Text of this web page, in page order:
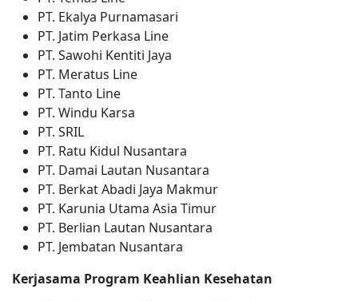
PT. Ekalya Purnamasari
PT. Jatim Perkasa Line
PT. Sawohi Kentiti Jaya
PT. Meratus Line
PT. Tanto Line
PT. Windu Karsa
PT. SRIL
PT. Ratu Kidul Nusantara
PT. Damai Lautan Nusantara
PT. Berkat Abadi Jaya Makmur
PT. Karunia Utama Asia Timur
PT. Berlian Lautan Nusantara
PT. Jembatan Nusantara
Kerjasama Program Keahlian Kesehatan